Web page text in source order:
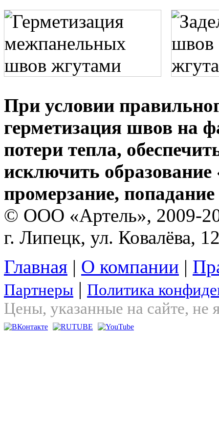
При условии
герметизация швов на
потери тепла,
исключить образование
промерзание,
© ООО «Артель», 2009-
г. Липецк, ул. Ковалёва,
Главная | О компании |
Партнеры | Политика
Цены, указанные на сайте, не